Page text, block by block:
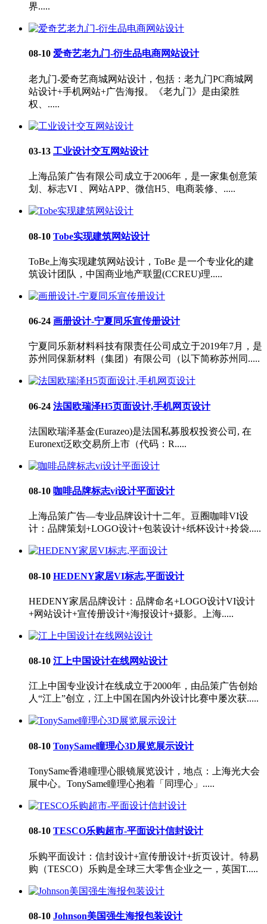
界.....
08-10 爱奇艺老九门-衍生品电商网站设计
老九门-爱奇艺商城网站设计，包括：老九门PC商城网
站设计+手机网站+广告海报。《老九门》是由梁胜
权、.....
03-13 工业设计交互网站设计
上海品策广告有限公司成立于2006年，是一家集创意策
划、标志VI 、网站APP、微信H5、电商装修、.....
08-10 Tobe实现建筑网站设计
ToBe上海实现建筑网站设计，ToBe 是一个专业化的建
筑设计团队，中国商业地产联盟(CCREU)理.....
06-24 画册设计-宁夏同乐宣传册设计
宁夏同乐新材料科技有限责任公司成立于2019年7月，是
苏州同保新材料（集团）有限公司（以下简称苏州同.....
06-24 法国欧瑞泽H5页面设计,手机网页设计
法国欧瑞泽基金(Eurazeo)是法国私募股权投资公司, 在
Euronext泛欧交易所上市（代码：R.....
08-10 咖啡品牌标志vi设计平面设计
上海品策广告—专业品牌设计十二年。豆圈咖啡VI设
计：品牌策划+LOGO设计+包装设计+纸杯设计+拎袋.....
08-10 HEDENY家居VI标志,平面设计
HEDENY家居品牌设计：品牌命名+LOGO设计VI设计
+网站设计+宣传册设计+海报设计+摄影。上海.....
08-10 江上中国设计在线网站设计
江上中国专业设计在线成立于2000年，由品策广告创始
人“江上”创立，江上中国在国内外设计比赛中屡次获.....
08-10 TonySame瞳理心3D展览展示设计
TonySame香港瞳理心眼镜展览设计，地点：上海光大会
展中心。TonySame瞳理心抱着「同理心」.....
08-10 TESCO乐购超市-平面设计信封设计
乐购平面设计：信封设计+宣传册设计+折页设计。特易
购（TESCO）乐购是全球三大零售企业之一，英国T.....
08-10 Johnson美国强生海报包装设计